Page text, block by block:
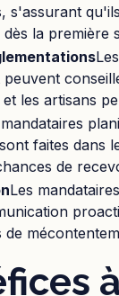
s'assurant
la première
peuvent
les artisans
faites dans
de
Les
de